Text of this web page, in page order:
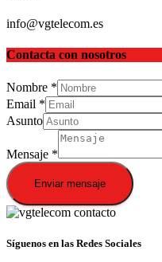
info@vgtelecom.es
Contacta con nosotros
Nombre *
Email *
Asunto
Mensaje *
Enviar mensaje
Síguenos en las Redes Sociales